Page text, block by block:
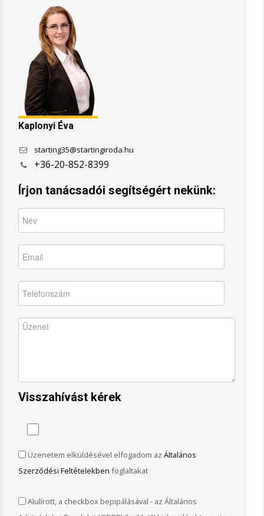
Kaplonyi Éva
starting35@startingiroda.hu
+36-20-852-8399
Írjon tanácsadói segítségért nekünk:
Visszahívást kérek
Üzenetem elküldésével elfogadom azÁltalános
Szerződési Feltételekben foglaltakat
Alulírott, a checkbox bepipálásával - az Általános